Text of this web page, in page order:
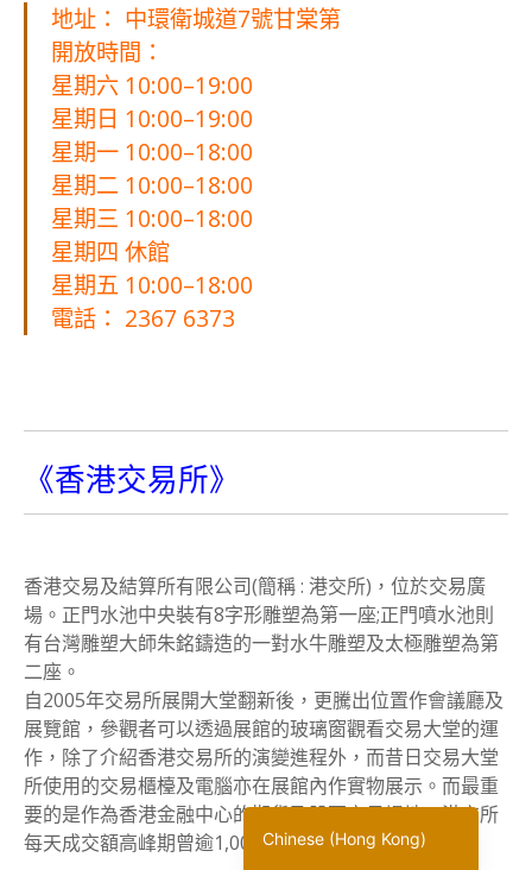
地址： 中環衛城道7號甘棠第
開放時間：
星期六 10:00–19:00
星期日 10:00–19:00
星期一 10:00–18:00
星期二 10:00–18:00
星期三 10:00–18:00
星期四 休館
星期五 10:00–18:00
電話： 2367 6373
《香港交易所》
香港交易及結算所有限公司(簡稱 : 港交所)，位於交易廣
場。正門水池中央裝有8字形雕塑為第一座;正門噴水池則
有台灣雕塑大師朱銘鑄造的一對水牛雕塑及太極雕塑為第
二座。
自2005年交易所展開大堂翻新後，更騰出位置作會議廳及
展覽館，參觀者可以透過展館的玻璃窗觀看交易大堂的運
作，除了介紹香港交易所的演變進程外，而昔日交易大堂
所使用的交易櫃檯及電腦亦在展館內作實物展示。而最重
要的是作為香港金融中心的期貨及股票交易場地，港交所
每天成交額高峰期曾逾1,000萬港元。Chinese (Hong Kong)
Chinese (China)
English
Japanese